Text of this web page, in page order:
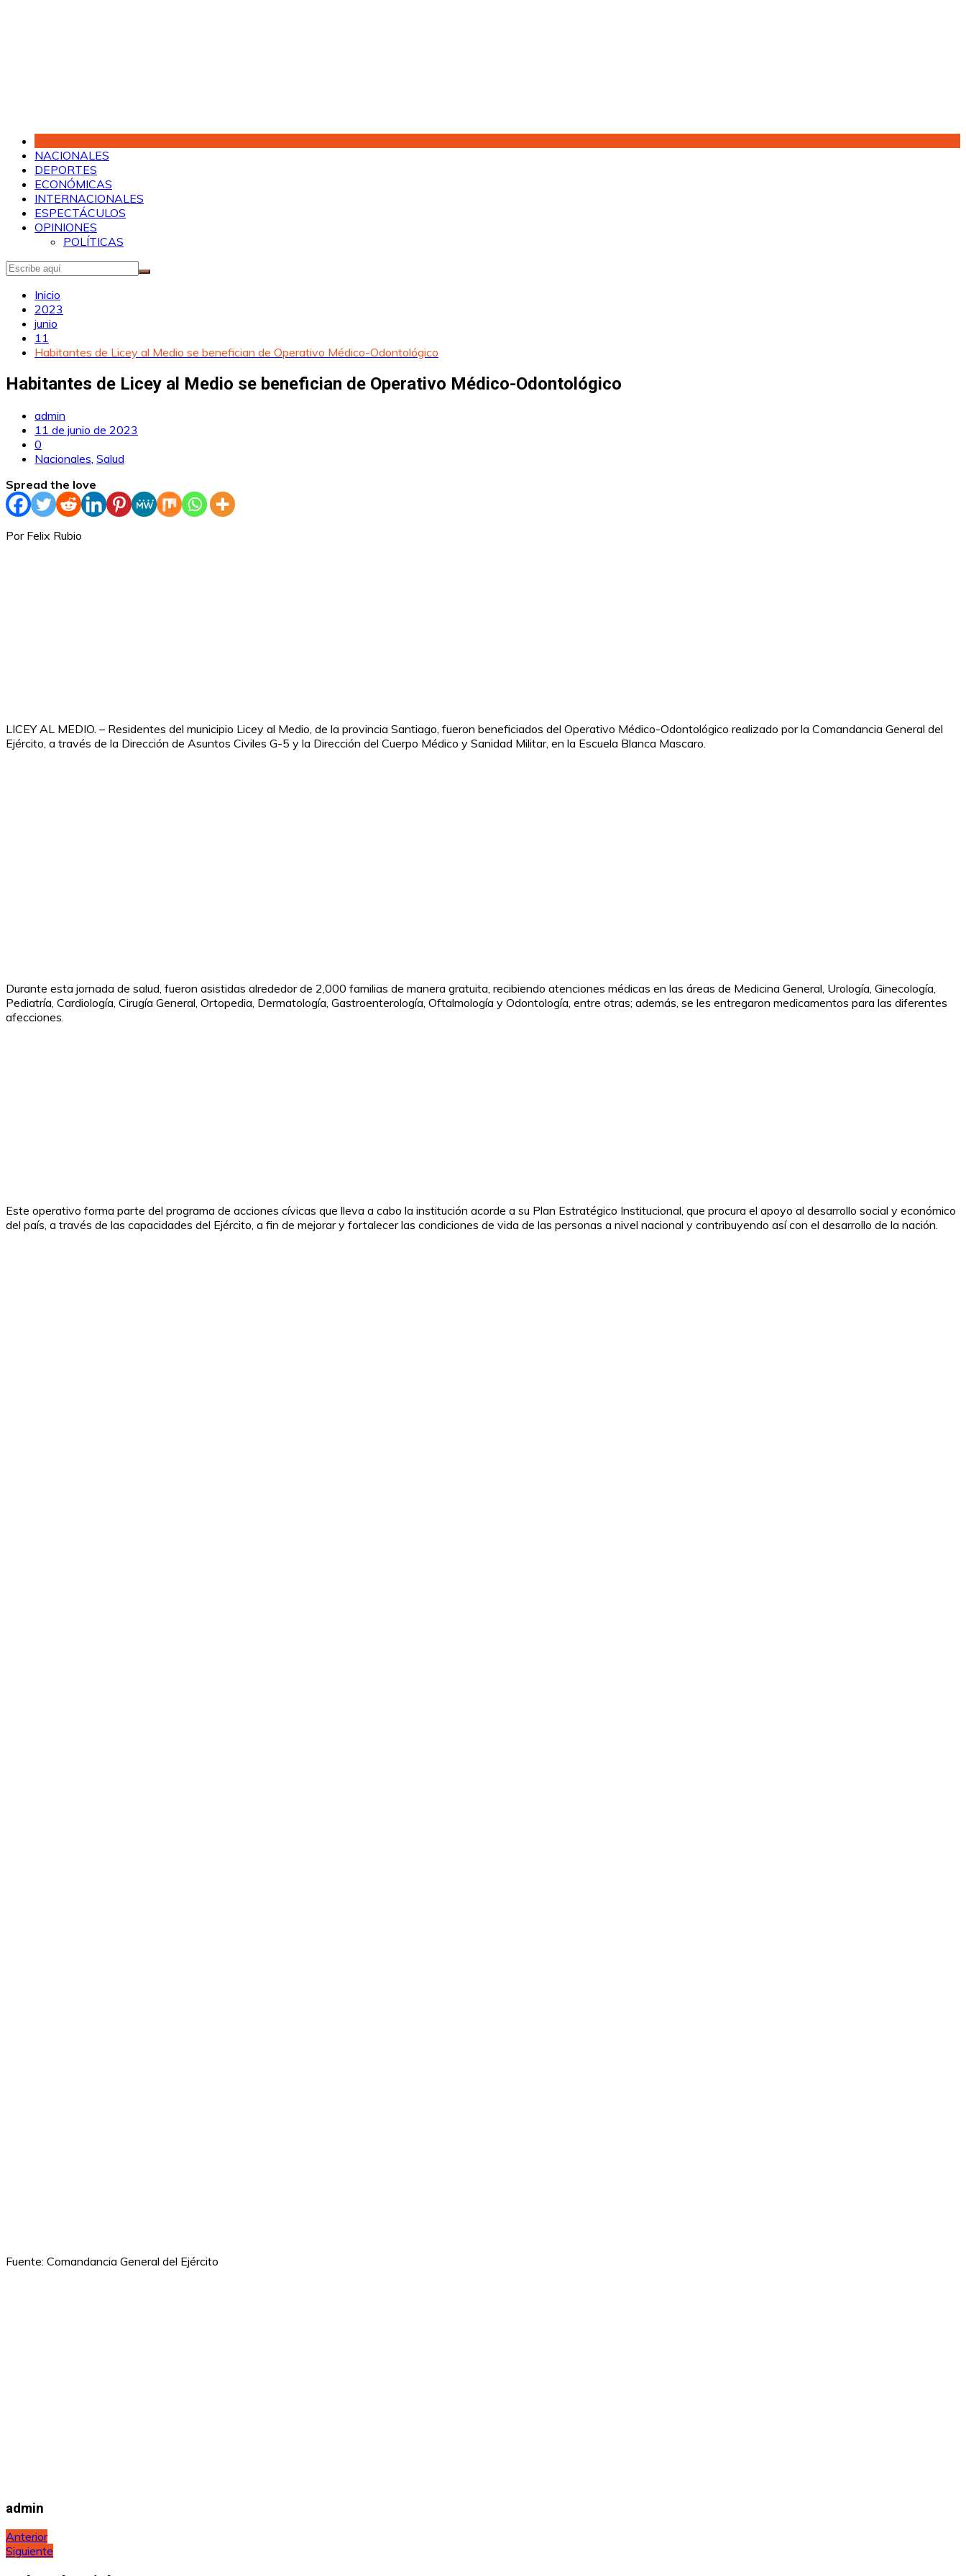
NACIONALES
DEPORTES
ECONÓMICAS
INTERNACIONALES
ESPECTÁCULOS
OPINIONES
POLÍTICAS
Inicio
2023
junio
11
Habitantes de Licey al Medio se benefician de Operativo Médico-Odontológico
Habitantes de Licey al Medio se benefician de Operativo Médico-Odontológico
admin
11 de junio de 2023
0
Nacionales Salud
Spread the love
Por Felix Rubio
LICEY AL MEDIO. – Residentes del municipio Licey al Medio, de la provincia Santiago, fueron beneficiados del Operativo Médico-Odontológico realizado por la Comandancia General del
Ejército, a través de la Dirección de Asuntos Civiles G-5 y la Dirección del Cuerpo Médico y Sanidad Militar, en la Escuela Blanca Mascaro.
Durante esta jornada de salud, fueron asistidas alrededor de 2,000 familias de manera gratuita, recibiendo atenciones médicas en las áreas de Medicina General, Urología, Ginecología,
Pediatría, Cardiología, Cirugía General, Ortopedia, Dermatología, Gastroenterología, Oftalmología y Odontología, entre otras; además, se les entregaron medicamentos para las diferentes
afecciones.
Este operativo forma parte del programa de acciones cívicas que lleva a cabo la institución acorde a su Plan Estratégico Institucional, que procura el apoyo al desarrollo social y económico
del país, a través de las capacidades del Ejército, a fin de mejorar y fortalecer las condiciones de vida de las personas a nivel nacional y contribuyendo así con el desarrollo de la nación.
Fuente: Comandancia General del Ejército
admin
Navegación
de
Anterior
Siguiente